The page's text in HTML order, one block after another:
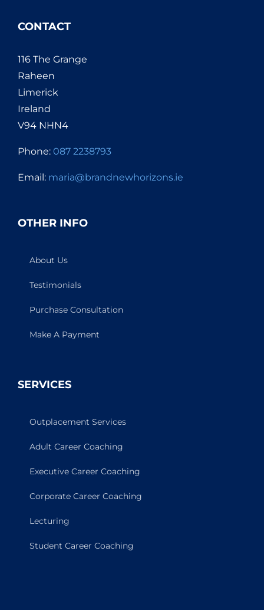
CONTACT
116 The Grange
Raheen
Limerick
Ireland
V94 NHN4
Phone: 087 2238793
Email: maria@brandnewhorizons.ie
OTHER INFO
About Us
Testimonials
Purchase Consultation
Make A Payment
SERVICES
Outplacement Services
Adult Career Coaching
Executive Career Coaching
Corporate Career Coaching
Lecturing
Student Career Coaching